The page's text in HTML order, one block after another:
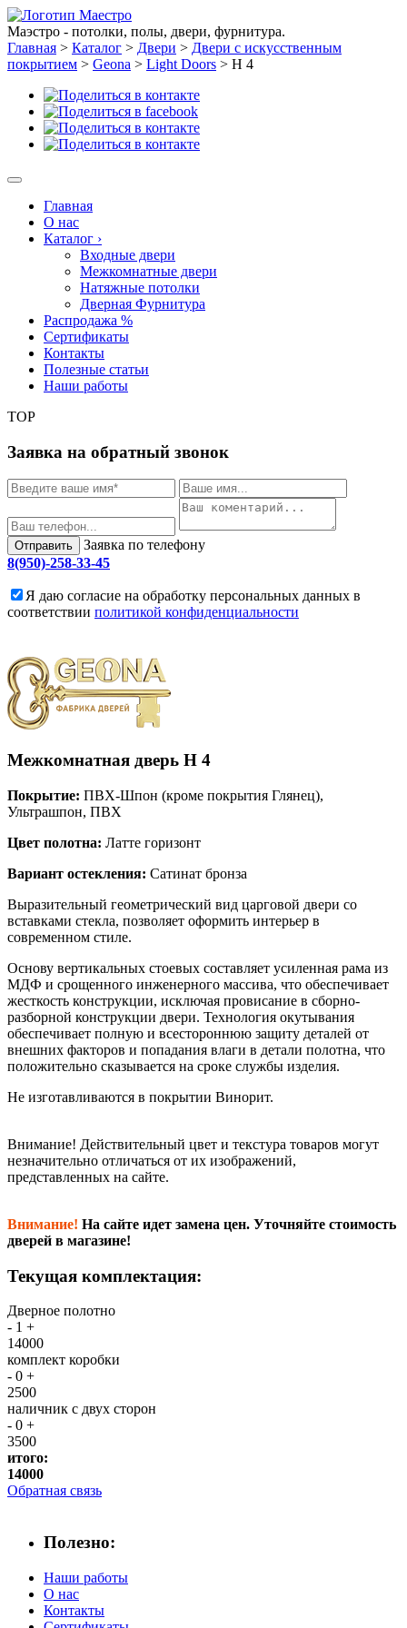
Маэстро - потолки, полы, двери, фурнитура.
Главная > Каталог > Двери > Двери с искусственным
покрытием > Geona > Light Doors > H 4
Главная
О нас
Каталог ›
Входные двери
Межкомнатные двери
Натяжные потолки
Дверная Фурнитура
Распродажа %
Сертификаты
Контакты
Полезные статьи
Наши работы
TOP
Заявка на обратный звонок
Отправить
Заявка по телефону
8(950)-258-33-45
Я даю согласие на обработку персональных данных в
соответствии политикой конфиденциальности
Межкомнатная дверь H 4
Покрытие: ПВХ-Шпон (кроме покрытия Глянец),
Ультрашпон, ПВХ
Цвет полотна: Латте горизонт
Вариант остекления: Сатинат бронза
Выразительный геометрический вид царговой двери со
вставками стекла, позволяет оформить интерьер в
современном стиле.
Основу вертикальных стоевых составляет усиленная рама из
МДФ и срощенного инженерного массива, что обеспечивает
жесткость конструкции, исключая провисание в сборно-
разборной конструкции двери. Технология окутывания
обеспечивает полную и всестороннюю защиту деталей от
внешних факторов и попадания влаги в детали полотна, что
положительно сказывается на сроке службы изделия.
Не изготавливаются в покрытии Винорит.
Внимание! Действительный цвет и текстура товаров могут
незначительно отличаться от их изображений,
представленных на сайте.
Внимание! На сайте идет замена цен. Уточняйте стоимость
дверей в магазине!
Текущая комплектация:
Дверное полотно
- 1 +
14000
комплект коробки
- 0 +
2500
наличник с двух сторон
- 0 +
3500
итого:
14000
Обратная связь
Полезно:
Наши работы
О нас
Контакты